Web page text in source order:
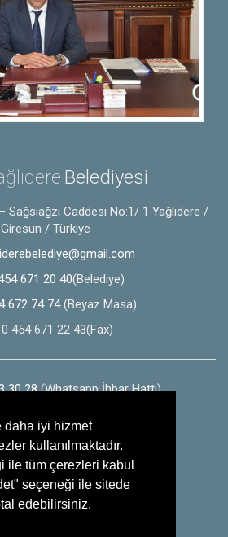
daha iyi hizmet
kullanılmaktadır.
ile tüm çerezleri kabul
seçeneği ile sitede
edebilirsiniz.
Belediyesi
Sağsıağzı Caddesi No:1/ 1 Yağlıdere /
Giresun / Türkiye
671 20 40(Belediye)
672 74 74(Beyaz Masa)
0 454 671 22 43(Fax)
30 28(Whatsapp İhbar Hattı)
Medya